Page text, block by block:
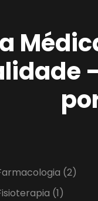
(2)
(1)